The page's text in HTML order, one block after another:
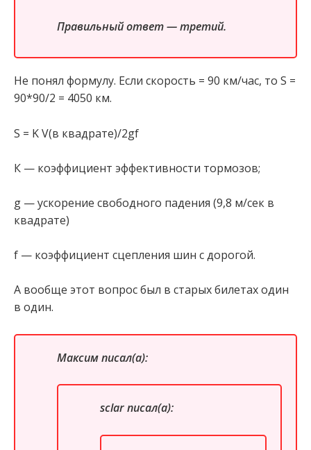
Правильный ответ — третий.
Не понял формулу. Если скорость = 90 км/час, то S =
90*90/2 = 4050 км.
S = K V(в квадрате)/2gf
К — коэффициент эффективности тормозов;
g — ускорение свободного падения (9,8 м/сек в
квадрате)
f — коэффициент сцепления шин с дорогой.
А вообще этот вопрос был в старых билетах один
в один.
Максим писал(а):
sclar писал(а):